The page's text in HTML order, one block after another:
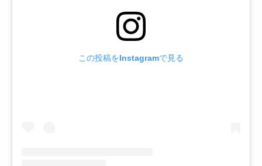
この投稿をInstagramで見る